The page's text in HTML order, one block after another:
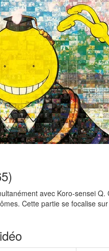
avec Koro-sensei
Cette partie se focalise